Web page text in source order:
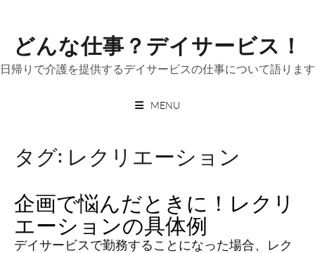
content
どんな仕事？デイサービス！
日帰りで介護を提供するデイサービスの仕事について語ります
MENU
タグ: レクリエーション
企画で悩んだときに！レクリ
エーションの具体例
デイサービスで勤務することになった場合、レク